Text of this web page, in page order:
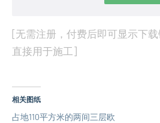
[无需注册，付费后即可显示下
直接用于施工]
相关图纸
占地110平方米的两间三层欧